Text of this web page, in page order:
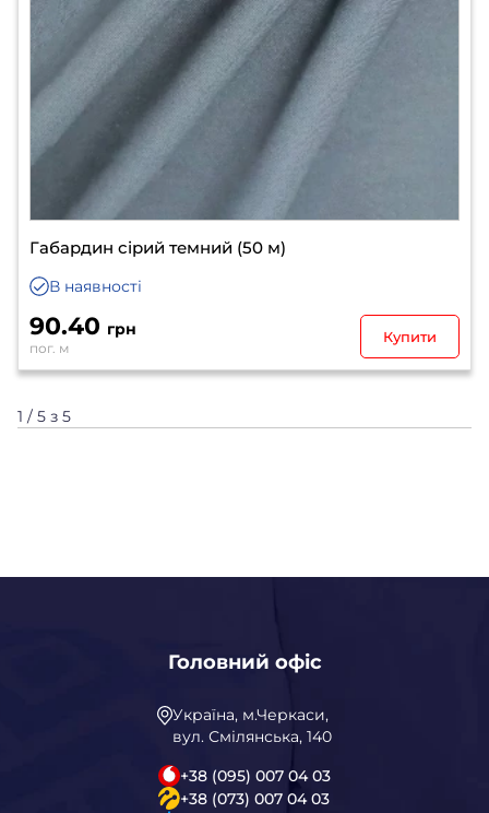
Габардин сірий темний (50 м)
В наявності
90.40 грн
пог. м
Купити
1 / 5 з 5
Головний офіс
Україна, м.Черкаси,
вул. Смілянська, 140
+38 (095) 007 04 03
+38 (073) 007 04 03